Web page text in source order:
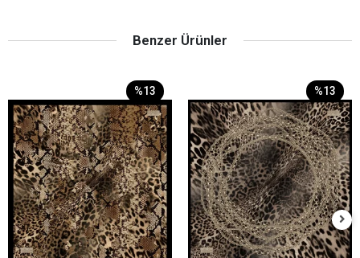
Benzer Ürünler
%13 %13